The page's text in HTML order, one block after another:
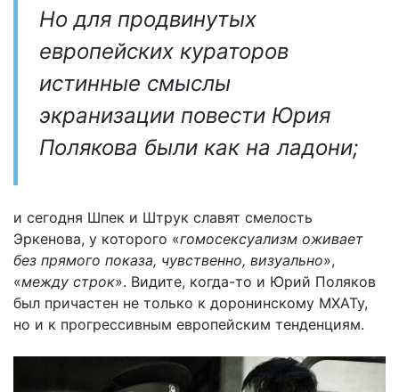
Но для продвинутых
европейских кураторов
истинные смыслы
экранизации повести Юрия
Полякова были как на ладони;
и сегодня Шпек и Штрук славят смелость
Эркенова, у которого «гомосексуализм оживает
без прямого показа, чувственно, визуально»,
«между строк». Видите, когда-то и Юрий Поляков
был причастен не только к доронинскому МХАТу,
но и к прогрессивным европейским тенденциям.